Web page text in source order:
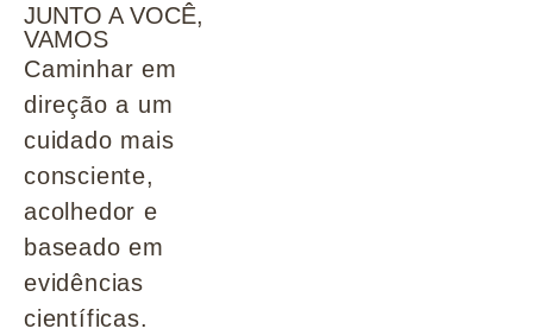
JUNTO A VOCÊ,
VAMOS
Caminhar em
direção a um
cuidado mais
consciente,
acolhedor e
baseado em
evidências
científicas.